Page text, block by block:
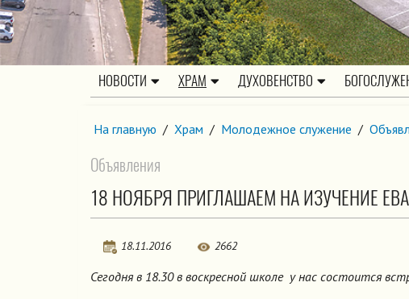
НОВОСТИ ХРАМ ДУХОВЕНСТВО
На главную / Храм / Молодежное служение /
Объявления
18 НОЯБРЯ ПРИГЛАШАЕМ НА ИЗУЧЕНИЕ
18.11.2016 2662
Сегодня в 18.30 в воскресной школе у нас состоится